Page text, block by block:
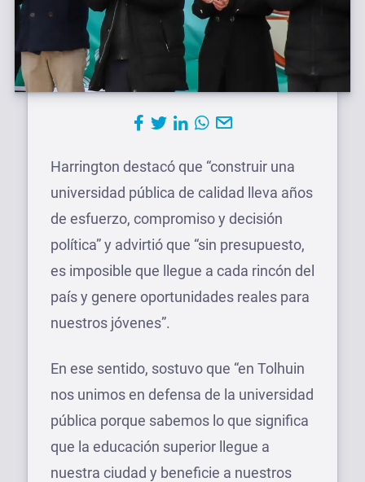
Harrington destacó que “construir una
universidad pública de calidad lleva años
de esfuerzo, compromiso y decisión
política” y advirtió que “sin presupuesto,
es imposible que llegue a cada rincón del
país y genere oportunidades reales para
nuestros jóvenes”.
En ese sentido, sostuvo que “en Tolhuin
nos unimos en defensa de la universidad
pública porque sabemos lo que significa
que la educación superior llegue a
nuestra ciudad y beneficie a nuestros